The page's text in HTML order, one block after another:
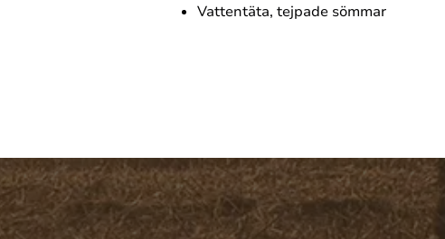
Vattentäta, tejpade sömmar